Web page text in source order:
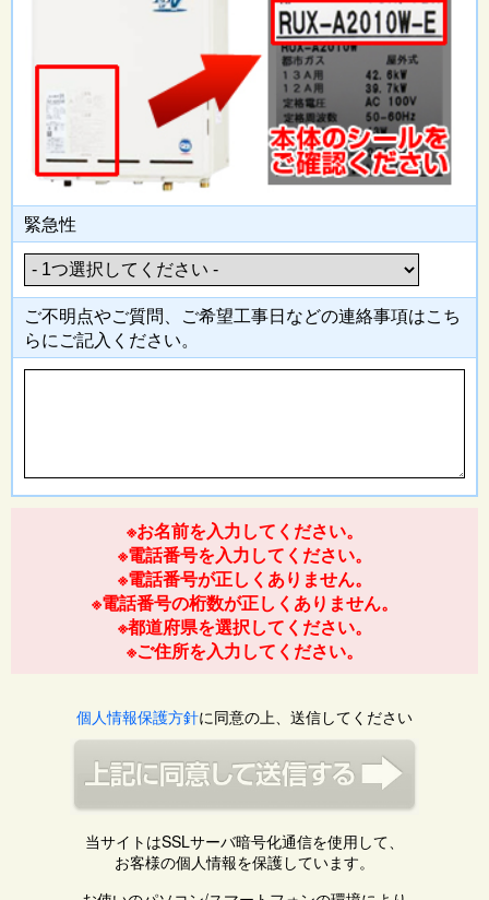
緊急性
ご不明点やご質問、ご希望工事日などの連絡事項はこち
らにご記入 ください。
※お名前を入力してください。
※電話番号を入力してください。
※電話番号が正しくありません。
※電話番号の桁数が正しくありません。
※都道府県を選択してください。
※ご住所を入力してください。
個人情報保護方針に同意の上、送信してください
当サイトはSSLサーバ暗号化通信を使用して、
お客様の個人情報を保護しています。